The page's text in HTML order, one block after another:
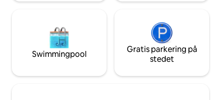
Swimmingpool
Gratis parkering på
stedet